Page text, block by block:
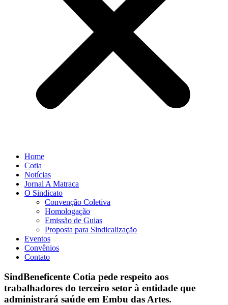
Home
Cotia
Notícias
Jornal A Matraca
O Sindicato
Convenção Coletiva
Homologação
Emissão de Guias
Proposta para Sindicalização
Eventos
Convênios
Contato
SindBeneficente Cotia pede respeito aos
trabalhadores do terceiro setor à entidade que
administrará saúde em Embu das Artes.